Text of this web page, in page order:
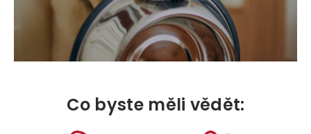
Co byste měli vědět: